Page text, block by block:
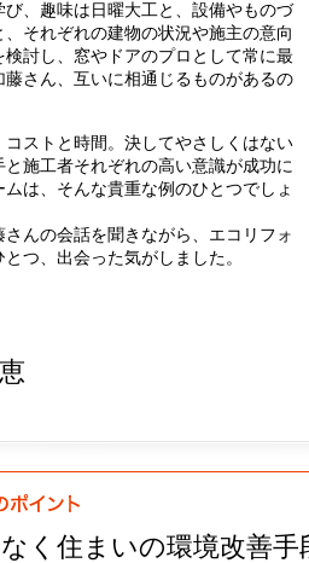
、趣味は日曜大工と、設備やものづ
それぞれの建物の状況や施主の意向
討し、窓やドアのプロとして常に最
さん、互いに相通じるものがあるの
ストと時間。決してやさしくはない
施工者それぞれの高い意識が成功に
は、そんな貴重な例のひとつでしょ
んの会話を聞きながら、エコリフォ
つ、出会った気がしました。
く住まいの環境改善手